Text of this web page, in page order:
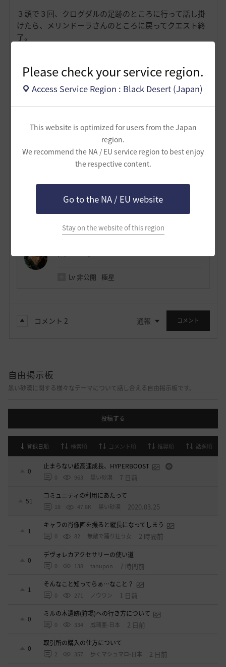
Please check your service region.
Access Service Region : Black Desert (Japan)
This website is optimized for users from the Japan
region.
We recommend the NA / EU service region to best enjoy
the respective content.
Go to the NA / EU website
Stay on the website of this region
３頭で３回、クログダルの足跡のところに行って話し掛
けたら、メリンドーラさんのところに戻ってクエスト終
了。
Lv 非公開 極星
コメント 2 通報 コメント
自由掲示板
黒い砂漠に関する様々なテーマについて話し合える自由掲示板です。
投稿する
登録日順 検索順 コメント順 推奨順 話題順
0
止まらない超高速成長、HYPERBOOST
0 963 黒い砂漠 7 日前
51
コミュニティの利用にあたって
18 47.8K 黒い砂漠 2020.03.25
1
キャラの肖像画を撮ると縦長になってしまう
0 82 無敵で踊り狂う女 2 時間前
0
デヴォレカアクセサリーの使い道
0 138 tanupon 7 時間前
1
そんなこと知ってらぁ…なこと？
0 271 ノウワン 1 日前
0
ミルの木遺跡(狩場)への行き方について
0 334 威璃亜-日本 2 日前
0
取引所の購入の仕方について
2 357 歩くマシュマロ-日本 2 日前